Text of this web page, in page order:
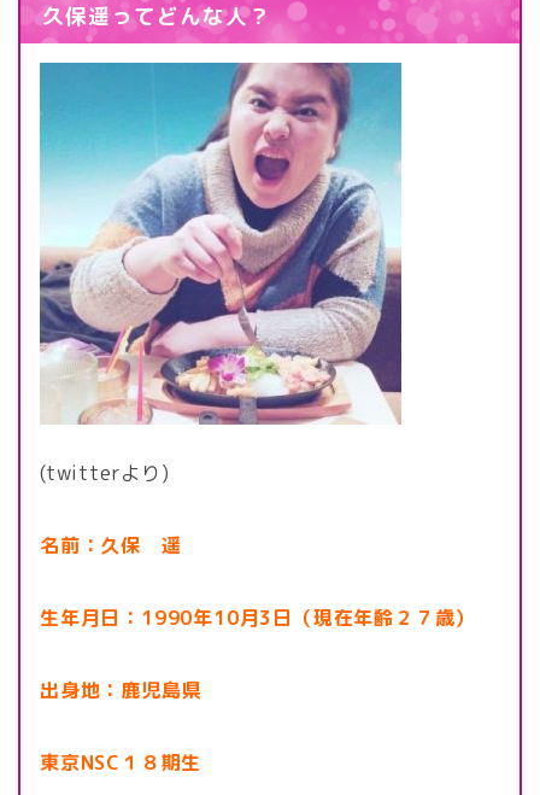
久保遥ってどんな人？
(twitterより)
名前：久保 遥
生年月日：1990年10月3日（現在年齢２７歳）
出身地：鹿児島県
東京NSC１８期生